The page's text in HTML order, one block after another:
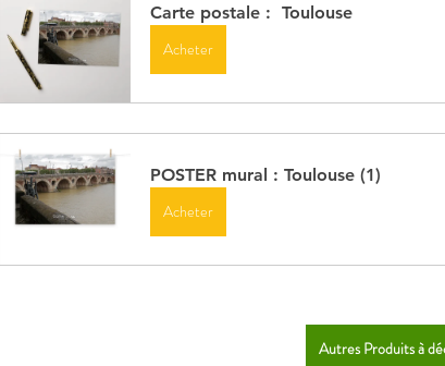
Carte postale :  Toulouse
Acheter
POSTER mural : Toulouse (1)
Acheter
Autres Produits à